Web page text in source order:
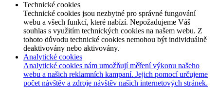
Technické cookies
Technické cookies jsou nezbytné pro správné fungování
webu a všech funkcí, které nabízí. Nepožadujeme Váš
souhlas s využitím technických cookies na našem webu. Z
tohoto důvodu technické cookies nemohou být individuálně
deaktivovány nebo aktivovány.
Analytické cookies
Analytické cookies nám umožňují měření výkonu našeho
webu a našich reklamních kampaní. Jejich pomocí určujeme
počet návštěv a zdroje návštěv našich internetových stránek.